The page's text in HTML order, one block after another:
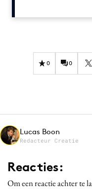
Digital transformation
Gedragsverandering
Influencer marketing
Merkstrategie
Programmatic
Purpose Marketing
0 0
Lucas Boon
Redacteur Creatie
Reacties:
Om een reactie achter te